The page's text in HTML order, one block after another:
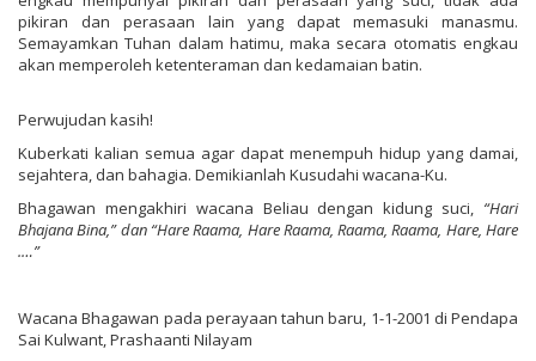
pikiran dan perasaan lain yang dapat memasuki manasmu.
Semayamkan Tuhan dalam hatimu, maka secara otomatis engkau
akan memperoleh ketenteraman dan kedamaian batin.
Perwujudan kasih!
Kuberkati kalian semua agar dapat menempuh hidup yang damai,
sejahtera, dan bahagia. Demikianlah Kusudahi wacana-Ku.
Bhagawan mengakhiri wacana Beliau dengan kidung suci, “Hari
Bhajana Bina,” dan “Hare Raama, Hare Raama, Raama, Raama, Hare, Hare
.…”
Wacana Bhagawan pada perayaan tahun baru, 1-1-2001 di Pendapa
Sai Kulwant, Prashaanti Nilayam